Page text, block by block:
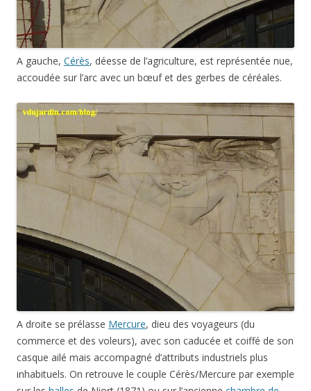
A gauche, Cérès, déesse de l’agriculture, est représentée nue,
accoudée sur l’arc avec un bœuf et des gerbes de céréales.
A droite se prélasse Mercure, dieu des voyageurs (du
commerce et des voleurs), avec son caducée et coiffé de son
casque ailé mais accompagné d’attributs industriels plus
inhabituels. On retrouve le couple Cérès/Mercure par exemple